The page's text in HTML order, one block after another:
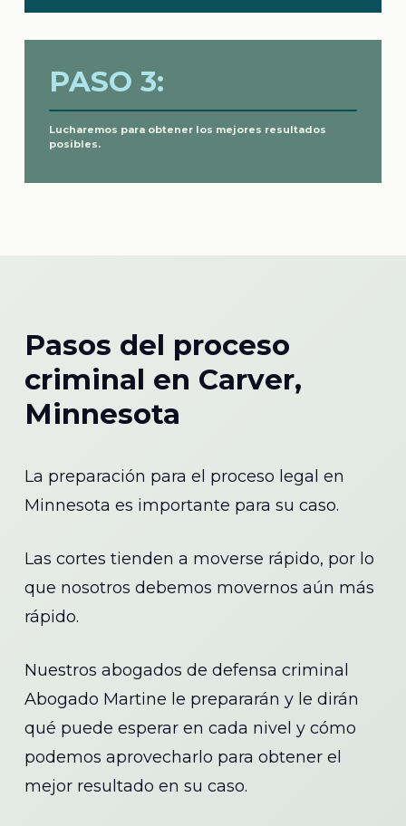
PASO 3:
Lucharemos para obtener los mejores resultados
posibles.
Pasos del proceso
criminal en Carver,
Minnesota
La preparación para el proceso legal en
Minnesota es importante para su caso.
Las cortes tienden a moverse rápido, por lo
que nosotros debemos movernos aún más
rápido.
Nuestros abogados de defensa criminal
Abogado Martine le prepararán y le dirán
qué puede esperar en cada nivel y cómo
podemos aprovecharlo para obtener el
mejor resultado en su caso.